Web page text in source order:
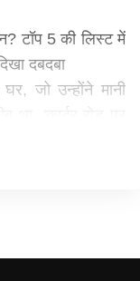
टॉप 5 की लिस्ट में
दबदबा
जो उन्होंने मानी
महेन्द्रू और राजेश